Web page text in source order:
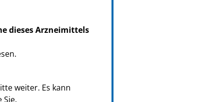
dieses Arzneimittels
weiter. Es kann
Sie.